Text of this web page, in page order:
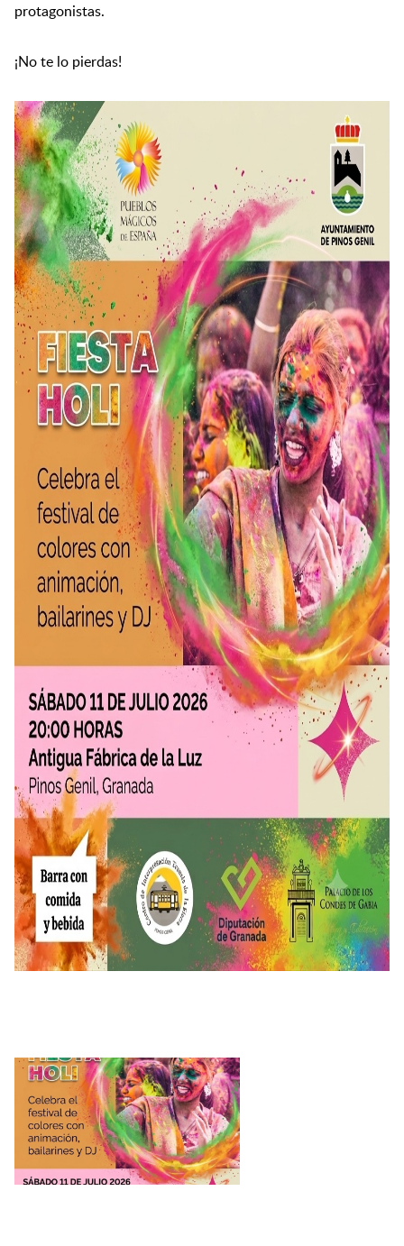
protagonistas.
¡No te lo pierdas!